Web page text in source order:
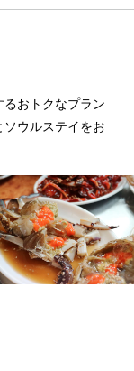
おトクなプラン
ウルステイをお